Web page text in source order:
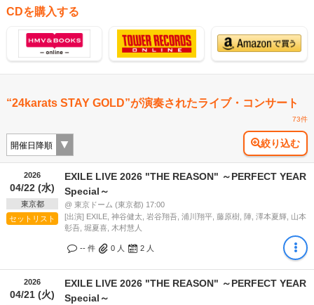
CDを購入する
“24karats STAY GOLD”が演奏されたライブ・コンサート
73件
絞り込む
2026
04/22 (水)
東京都
セットリスト
EXILE LIVE 2026 "THE REASON" ～PERFECT YEAR
Special～
@ 東京ドーム (東京都) 17:00
[出演] EXILE, 神谷健太, 岩谷翔吾, 浦川翔平, 藤原樹, 陣, 澤本夏輝, 山本
彰吾, 堀夏喜, 木村慧人
-- 件 0 人 2 人
2026
04/21 (火)
EXILE LIVE 2026 "THE REASON" ～PERFECT YEAR
Special～